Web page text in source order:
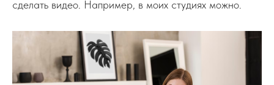
сделать видео. Например, в моих студиях можно.